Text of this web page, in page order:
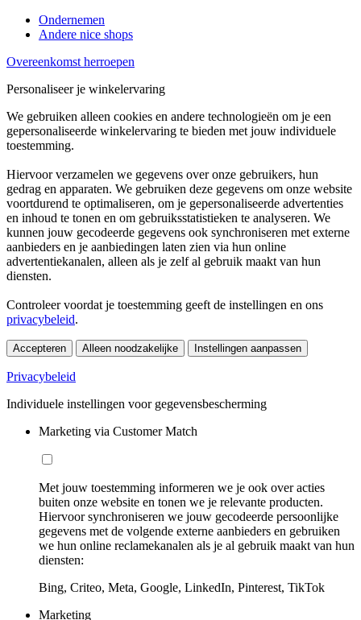
Ondernemen
Andere nice shops
Overeenkomst herroepen
Personaliseer je winkelervaring
We gebruiken alleen cookies en andere technologieën om je een
gepersonaliseerde winkelervaring te bieden met jouw individuele
toestemming.
Hiervoor verzamelen we gegevens over onze gebruikers, hun
gedrag en apparaten. We gebruiken deze gegevens om onze website
voortdurend te optimaliseren, om je gepersonaliseerde advertenties
en inhoud te tonen en om gebruiksstatistieken te analyseren. We
kunnen jouw gecodeerde gegevens ook synchroniseren met externe
aanbieders en je aanbiedingen laten zien via hun online
advertentiekanalen, alleen als je zelf al gebruik maakt van hun
diensten.
Controleer voordat je toestemming geeft de instellingen en ons
privacybeleid.
Accepteren Alleen noodzakelijke Instellingen aanpassen
Privacybeleid
Individuele instellingen voor gegevensbescherming
Marketing via Customer Match
Met jouw toestemming informeren we je ook over acties
buiten onze website en tonen we je relevante producten.
Hiervoor synchroniseren we jouw gecodeerde persoonlijke
gegevens met de volgende externe aanbieders en gebruiken
we hun online reclamekanalen als je al gebruik maakt van hun
diensten:
Bing, Criteo, Meta, Google, LinkedIn, Pinterest, TikTok
Marketing